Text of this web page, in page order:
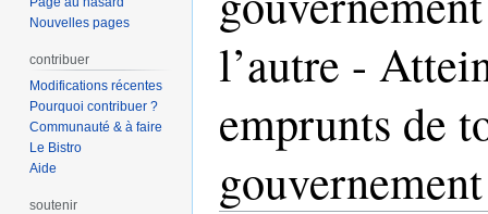
l’autre -
emprunts de
Nouvelles pages
contribuer
Modifications récentes
Pourquoi contribuer ?
Communauté & à faire
Le Bistro
Aide
soutenir